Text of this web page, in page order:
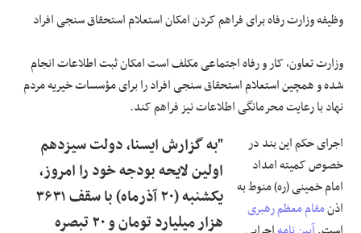
وظیفه وزارت رفاه برای فراهم کردن امکان استعلام استحقاق سنجی افراد
وزارت تعاون، کار و رفاه اجتماعی مکلف است امکان ثبت اطلاعات انجام
شده و همچین استعلام استحقاق سنجی افراد را برای مؤسسات خیریه مردم
نهاد با رعایت محرمانگی اطلاعات نیز فراهم کند.
"به گزارش ایسنا، دولت سیزدهم
اولین لایحه بودجه خود را امروز،
یکشنبه (۲۰ آذرماه) با سقف ۳۶۳۱
هزار میلیارد تومان و ۲۰ تبصره
اجرای حکم این بند در
خصوص کمیته امداد
امام خمینی (ره) منوط به
اذنمقام معظم رهبری